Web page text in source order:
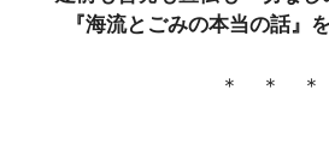
『海流とごみの本当の話』
＊ ＊ ＊